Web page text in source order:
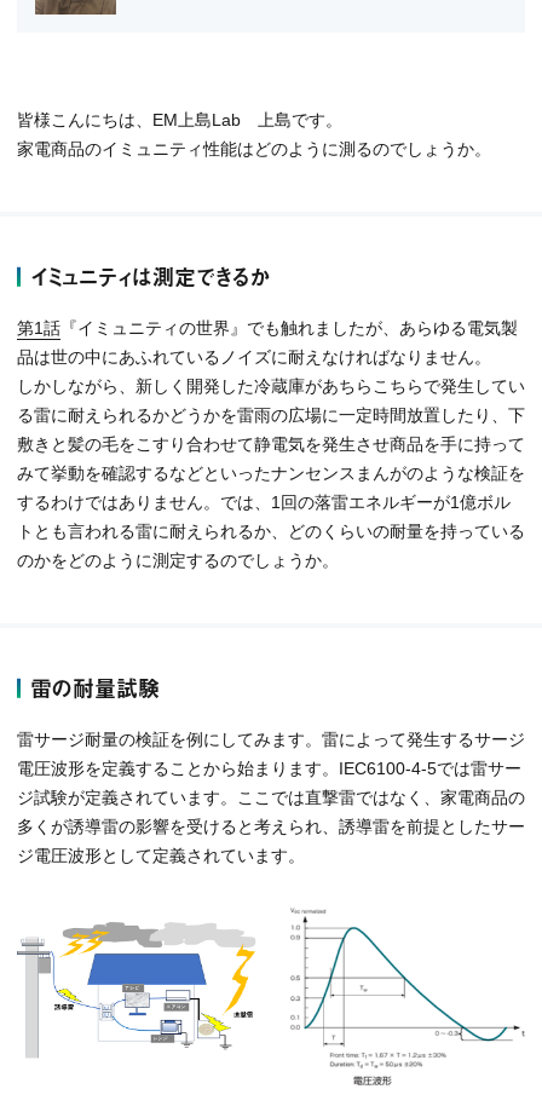
皆様こんにちは、EM上島Lab 上島です。
家電商品のイミュニティ性能はどのように測るのでしょうか。
イミュニティは測定できるか
第1話 『イミュニティの世界』でも触れましたが、あらゆる電気製
品は世の中にあふれているノイズに耐えなければなりません。
しかしながら、新しく開発した冷蔵庫があちらこちらで発生してい
る雷に耐えられるかどうかを雷雨の広場に一定時間放置したり、下
敷きと髪の毛をこすり合わせて静電気を発生させ商品を手に持って
みて挙動を確認するなどといったナンセンスまんがのような検証を
するわけではありません。では、1回の落雷エネルギーが1億ボル
トとも言われる雷に耐えられるか、どのくらいの耐量を持っている
のかをどのように測定するのでしょうか。
雷の耐量試験
雷サージ耐量の検証を例にしてみます。雷によって発生するサージ
電圧波形を定義することから始まります。IEC6100-4-5では雷サー
ジ試験が定義されています。ここでは直撃雷ではなく、家電商品の
多くが誘導雷の影響を受けると考えられ、誘導雷を前提としたサー
ジ電圧波形として定義されています。